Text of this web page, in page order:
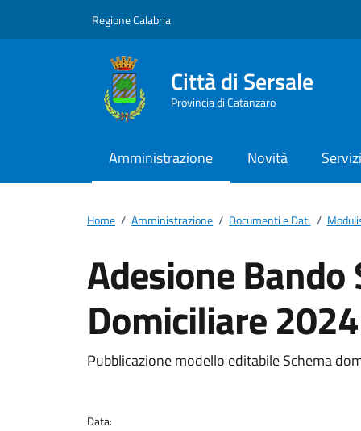
Regione Calabria
Città di Sersale
Provincia di Catanzaro
Amministrazione Novità Servizi
Home / Amministrazione / Documenti e Dati /
Adesione Bando
Domiciliare 2024
Dettagli del
Pubblicazione modello editabile Schema
Data: